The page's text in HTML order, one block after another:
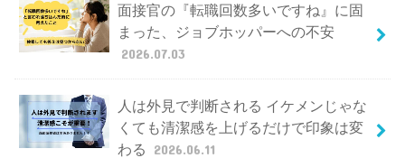
面接官の『転職回数多いですね』に固
まった、ジョブホッパーへの不安
2026.07.03
人は外見で判断される イケメンじゃな
くても清潔感を上げるだけで印象は変
わる
2026.06.11